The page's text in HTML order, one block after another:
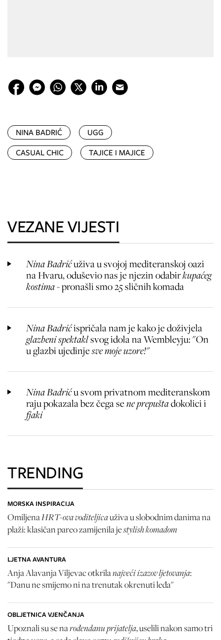
NINA BADRIĆ
UGG
CASUAL CHIC
TAJICE I MAJICE
VEZANE VIJESTI
Nina Badrićuživa u svojoj mediteranskoj oazi
na Hvaru, oduševio nas je njezin odabirkupaćeg
kostima -pronašli smo 25 sličnih komada
Nina Badrićispričala nam je kako je doživjela
glazbeni spektaklsvog idola na Wembleyju: "On
u glazbi ujedinjesve moje uzore!"
Nina Badriću svom privatnom mediteranskom
raju pokazala bez čegasene prepuštadokolici i
fjaki
TRENDING
MORSKA INSPIRACIJA
OmiljenaHRT-ova voditeljicauživa u slobodnim danima na
plaži: klasičan pareo zamijenila jestylish komadom
LJETNA AVANTURA
Anja Alavanja Viljevac otkrilanajveći izazov ljetovanja:
"Danu ne smijemo ni na trenutak okrenuti leđa"
OBLJETNICA VJENČANJA
Upoznali su se narođendanu prijatelja, uselili nakon samo tri